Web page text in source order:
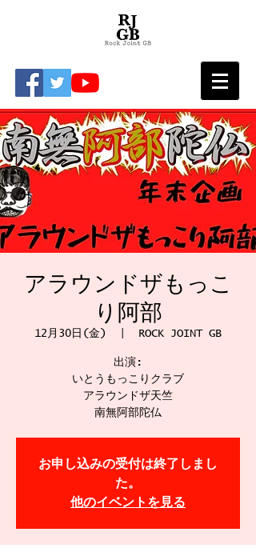
アラウンドザもっこ
り阿部
12月30日(金) ROCK JOINT GB
出演:
いとうもっこりクラブ
アラウンドザ天竺
南無阿部陀仏
お申し込みの受付は終了しまし
た。
他のイベントを見る